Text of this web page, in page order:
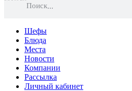
Поиск
Шефы
Блюда
Места
Новости
Компании
Рассылка
Личный кабинет